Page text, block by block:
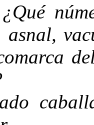
asnal,